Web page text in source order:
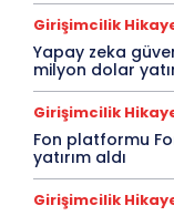
Girişimcilik
Yapay zeka
milyon dolar
Girişimcilik
Fon platformu
yatırım aldı
Girişimcilik